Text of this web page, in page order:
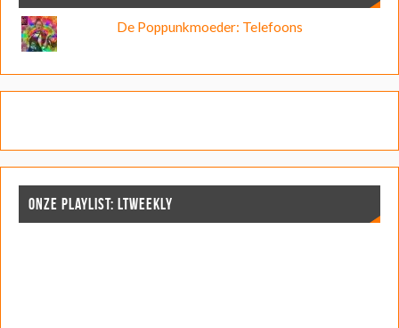
De Poppunkmoeder: Telefoons
ONZE PLAYLIST: LTWEEKLY